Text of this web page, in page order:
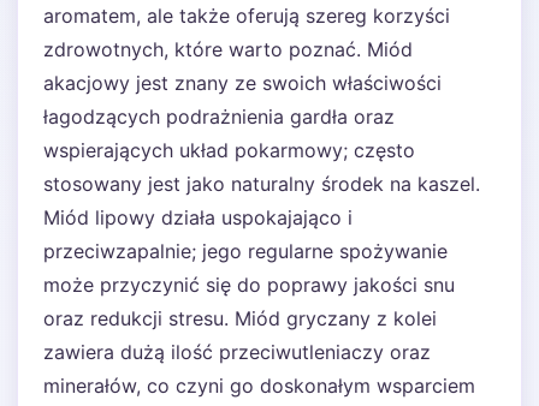
aromatem, ale także oferują szereg korzyści
zdrowotnych, które warto poznać. Miód
akacjowy jest znany ze swoich właściwości
łagodzących podrażnienia gardła oraz
wspierających układ pokarmowy; często
stosowany jest jako naturalny środek na kaszel.
Miód lipowy działa uspokajająco i
przeciwzapalnie; jego regularne spożywanie
może przyczynić się do poprawy jakości snu
oraz redukcji stresu. Miód gryczany z kolei
zawiera dużą ilość przeciwutleniaczy oraz
minerałów, co czyni go doskonałym wsparciem